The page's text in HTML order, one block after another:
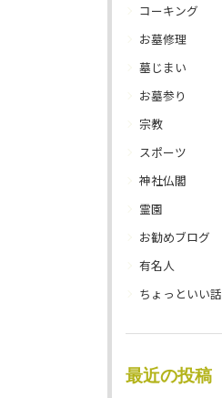
コーキング
お墓修理
墓じまい
お墓参り
宗教
スポーツ
神社仏閣
霊園
お勧めブログ
有名人
ちょっといい話
最近の投稿